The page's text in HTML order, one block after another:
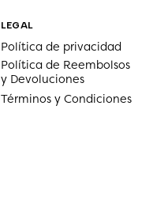
LEGAL
Política de privacidad
Política de Reembolsos
y Devoluciones
Términos y Condiciones